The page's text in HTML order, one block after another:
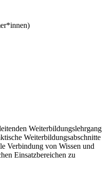
Weiterbildungslehrgang
Weiterbildungsabschnitte
Verbindung von Wissen und
Einsatzbereichen zu